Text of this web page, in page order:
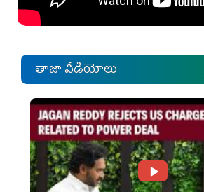
తాజా వీడియోలు